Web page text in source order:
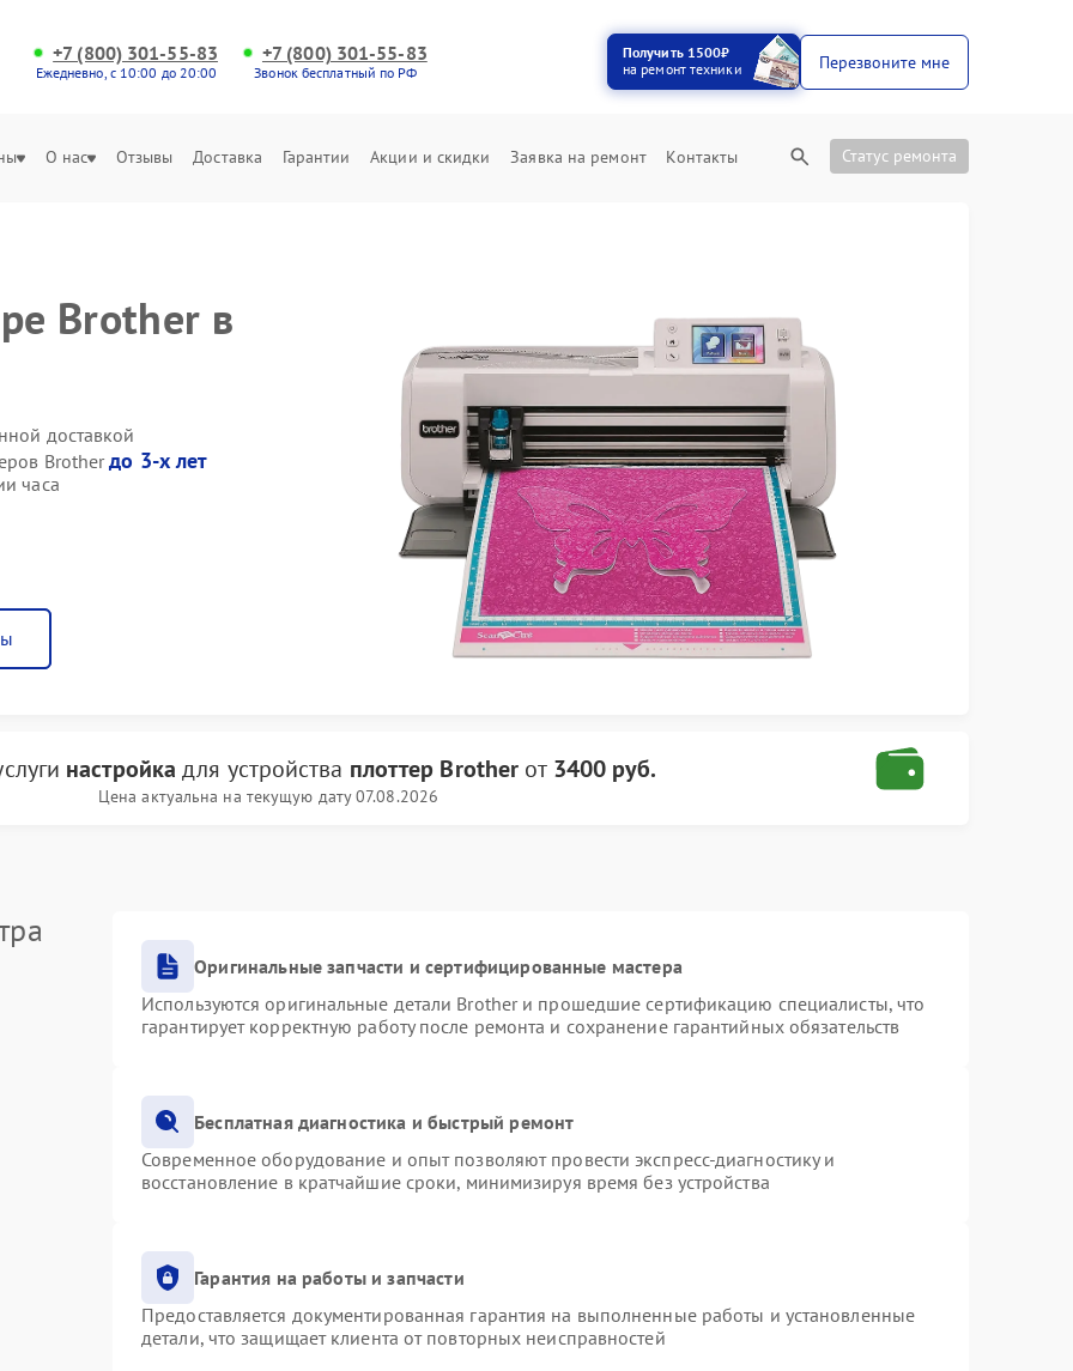
+7 (800) 301-55-83
Ежедневно, с 10:00 до 20:00
+7 (800) 301-55-83
Звонок бесплатный по РФ
Получить 1500₽
на ремонт техники
Перезвоните мне
О нас Отзывы Доставка Гарантии Акции и скидки Заявка на ремонт Контакты Статус ремонта
Brother в
доставкой
Brotherдо 3-х лет
часа
настройка для устройства плоттер Brother от 3400 руб.
Цена актуальна на текущую дату 07.08.2026
Оригинальные запчасти и сертифицированные мастера
Используются оригинальные детали Brother и прошедшие сертификацию специалисты, что
гарантирует корректную работу после ремонта и сохранение гарантийных обязательств
Бесплатная диагностика и быстрый ремонт
Современное оборудование и опыт позволяют провести экспресс-диагностику и
восстановление в кратчайшие сроки, минимизируя время без устройства
Гарантия на работы и запчасти
Предоставляется документированная гарантия на выполненные работы и установленные
детали, что защищает клиента от повторных неисправностей